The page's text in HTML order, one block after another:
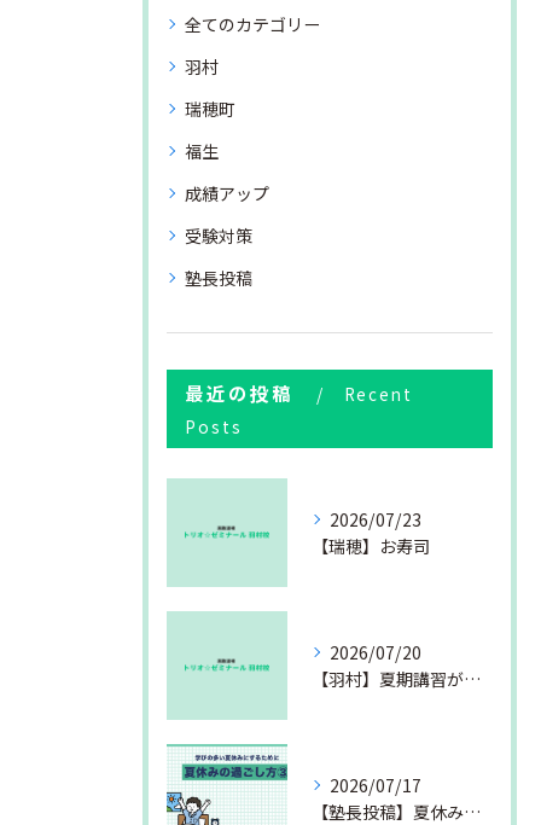
全てのカテゴリー
羽村
瑞穂町
福生
成績アップ
受験対策
塾長投稿
最近の投稿
Recent
Posts
2026/07/23
【瑞穂】お寿司
2026/07/20
【羽村】夏期講習が始まりました
2026/07/17
【塾長投稿】夏休みの過ごし方③